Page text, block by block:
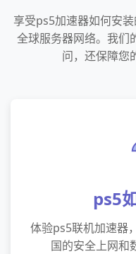
享受ps5加速器如何安
全球服务器网络。我们
问，还保障您
ps5
体验ps5联机加速器
国的安全上网和